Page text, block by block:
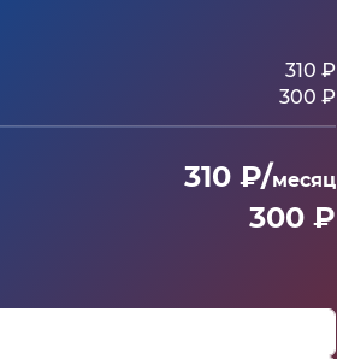
310 ₽
300 ₽
310 ₽/месяц
300 ₽